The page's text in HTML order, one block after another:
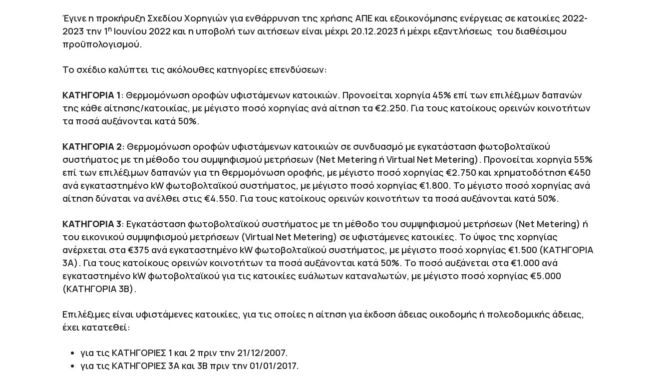
Έγινε η προκήρυξη Σχεδίου Χορηγιών για ενθάρρυνση της χρήσης ΑΠΕ και εξοικονόμησης ενέργειας σε κατοικίες 2022-
2023 την 1ηΙουνίου 2022 και η υποβολή των αιτήσεων είναι μέχρι 20.12.2023 ή μέχρι εξαντλήσεως του διαθέσιμου
προϋπολογισμού.
Το σχέδιο καλύπτει τις ακόλουθες κατηγορίες επενδύσεων:
ΚΑΤΗΓΟΡΙΑ 1: Θερμομόνωση οροφών υφιστάμενων κατοικιών. Προνοείται χορηγία 45% επί των επιλέξιμων δαπανών
της κάθε αίτησης/κατοικίας, με μέγιστο ποσό χορηγίας ανά αίτηση τα €2.250. Για τους κατοίκους ορεινών κοινοτήτων
τα ποσά αυξάνονται κατά 50%.
ΚΑΤΗΓΟΡΙΑ 2: Θερμομόνωση οροφών υφιστάμενων κατοικιών σε συνδυασμό με εγκατάσταση φωτοβολταϊκού
συστήματος με τη μέθοδο του συμψηφισμού μετρήσεων (Net Metering ή Virtual Net Metering). Προνοείται χορηγία 55%
επί των επιλέξιμων δαπανών για τη θερμομόνωση οροφής, με μέγιστο ποσό χορηγίας €2.750 και χρηματοδότηση €450
ανά εγκαταστημένο kW φωτοβολταϊκού συστήματος, με μέγιστο ποσό χορηγίας €1.800. Το μέγιστο ποσό χορηγίας ανά
αίτηση δύναται να ανέλθει στις €4.550. Για τους κατοίκους ορεινών κοινοτήτων τα ποσά αυξάνονται κατά 50%.
ΚΑΤΗΓΟΡΙΑ 3: Εγκατάσταση φωτοβολταϊκού συστήματος με τη μέθοδο του συμψηφισμού μετρήσεων (Net Metering) ή
του εικονικού συμψηφισμού μετρήσεων (Virtual Net Metering) σε υφιστάμενες κατοικίες. Το ύψος της χορηγίας
ανέρχεται στα €375 ανά εγκαταστημένο kW φωτοβολταϊκού συστήματος, με μέγιστο ποσό χορηγίας €1.500 (ΚΑΤΗΓΟΡΙΑ
3Α). Για τους κατοίκους ορεινών κοινοτήτων τα ποσά αυξάνονται κατά 50%. Το ποσό αυξάνεται στα €1.000 ανά
εγκαταστημένο kW φωτοβολταϊκού για τις κατοικίες ευάλωτων καταναλωτών, με μέγιστο ποσό χορηγίας €5.000
(ΚΑΤΗΓΟΡΙΑ 3Β).
Επιλέξιμες είναι υφιστάμενες κατοικίες, για τις οποίες η αίτηση για έκδοση άδειας οικοδομής ή πολεοδομικής άδειας,
έχει κατατεθεί:
για τις ΚΑΤΗΓΟΡΙΕΣ 1 και 2 πριν την 21/12/2007.
για τις ΚΑΤΗΓΟΡΙΕΣ 3Α και 3Β πριν την 01/01/2017.